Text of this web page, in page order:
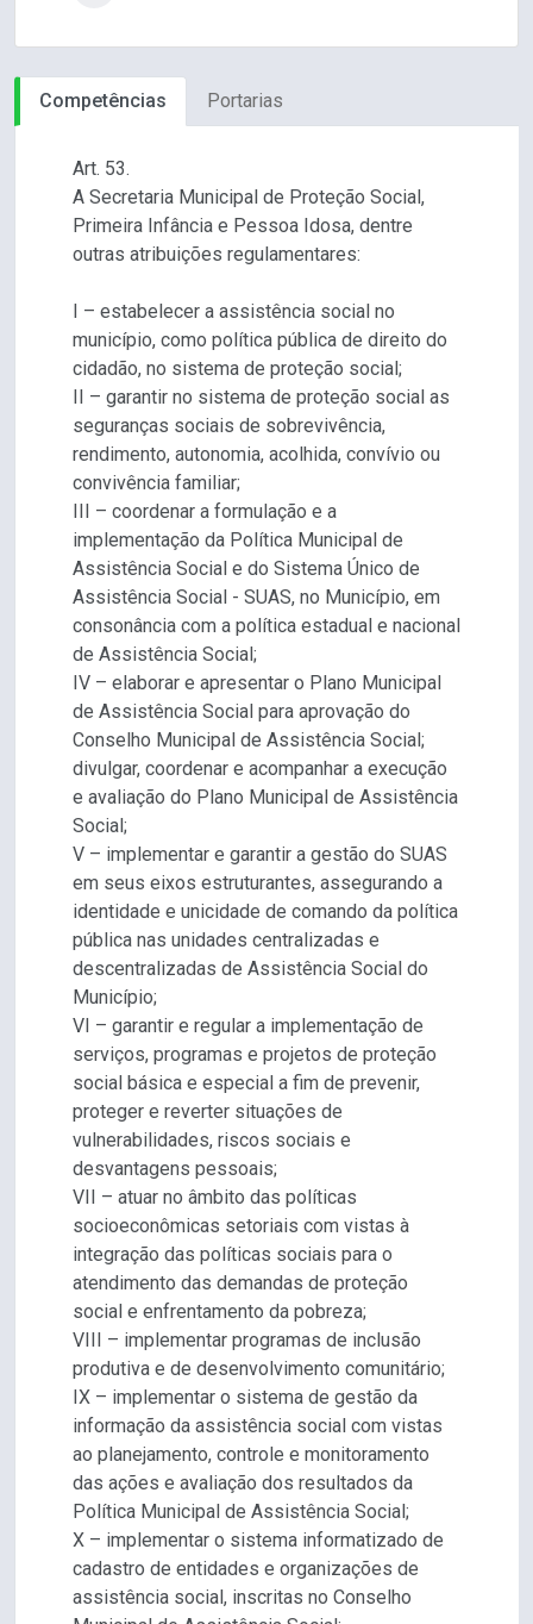
Competências Portarias
Art. 53.
A Secretaria Municipal de Proteção Social,
Primeira Infância e Pessoa Idosa, dentre
outras atribuições regulamentares:
I – estabelecer a assistência social no
município, como política pública de direito do
cidadão, no sistema de proteção social;
II – garantir no sistema de proteção social as
seguranças sociais de sobrevivência,
rendimento, autonomia, acolhida, convívio ou
convivência familiar;
III – coordenar a formulação e a
implementação da Política Municipal de
Assistência Social e do Sistema Único de
Assistência Social - SUAS, no Município, em
consonância com a política estadual e nacional
de Assistência Social;
IV – elaborar e apresentar o Plano Municipal
de Assistência Social para aprovação do
Conselho Municipal de Assistência Social;
divulgar, coordenar e acompanhar a execução
e avaliação do Plano Municipal de Assistência
Social;
V – implementar e garantir a gestão do SUAS
em seus eixos estruturantes, assegurando a
identidade e unicidade de comando da política
pública nas unidades centralizadas e
descentralizadas de Assistência Social do
Município;
VI – garantir e regular a implementação de
serviços, programas e projetos de proteção
social básica e especial a fim de prevenir,
proteger e reverter situações de
vulnerabilidades, riscos sociais e
desvantagens pessoais;
VII – atuar no âmbito das políticas
socioeconômicas setoriais com vistas à
integração das políticas sociais para o
atendimento das demandas de proteção
social e enfrentamento da pobreza;
VIII – implementar programas de inclusão
produtiva e de desenvolvimento comunitário;
IX – implementar o sistema de gestão da
informação da assistência social com vistas
ao planejamento, controle e monitoramento
das ações e avaliação dos resultados da
Política Municipal de Assistência Social;
X – implementar o sistema informatizado de
cadastro de entidades e organizações de
assistência social, inscritas no Conselho